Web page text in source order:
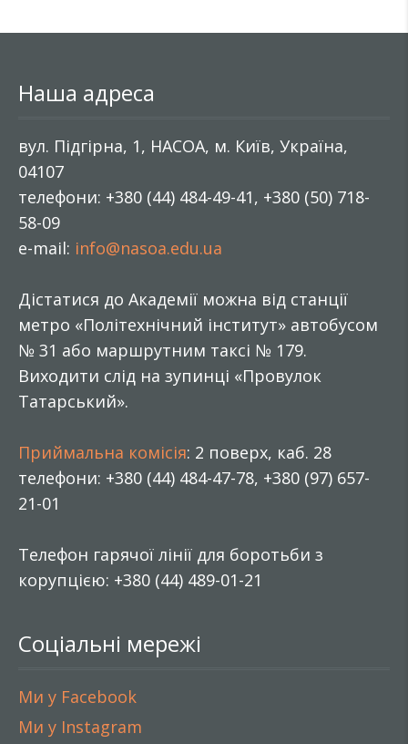
Наша адреса
вул. Підгірна, 1, НАСОА, м. Київ, Україна,
04107
телефони: +380 (44) 484-49-41, +380 (50) 718-
58-09
e-mail: info@nasoa.edu.ua
Дістатися до Академії можна від станції
метро «Політехнічний інститут» автобусом
№ 31 або маршрутним таксі № 179.
Виходити слід на зупинці «Провулок
Татарський».
Приймальна комісія: 2 поверх, каб. 28
телефони: +380 (44) 484-47-78, +380 (97) 657-
21-01
Телефон гарячої лінії для боротьби з
корупцією: +380 (44) 489-01-21
Соціальні мережі
Ми у Facebook
Ми у Instagram